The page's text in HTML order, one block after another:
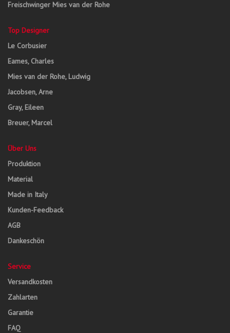
Freischwinger Mies van der Rohe
Top Designer
Le Corbusier
Eames, Charles
Mies van der Rohe, Ludwig
Jacobsen, Arne
Gray, Eileen
Breuer, Marcel
Über Uns
Produktion
Material
Made in Italy
Kunden-Feedback
AGB
Dankeschön
Service
Versandkosten
Zahlarten
Garantie
FAQ